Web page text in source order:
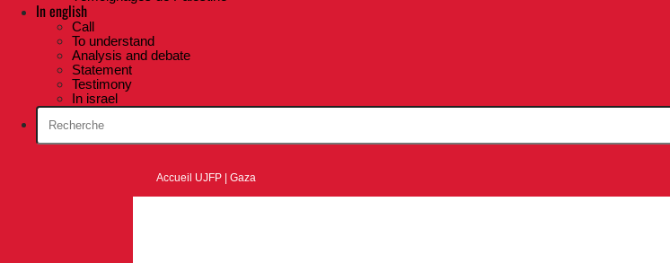
In english
Call
To understand
Analysis and debate
Statement
Testimony
In israel
Accueil UJFP |Gaza